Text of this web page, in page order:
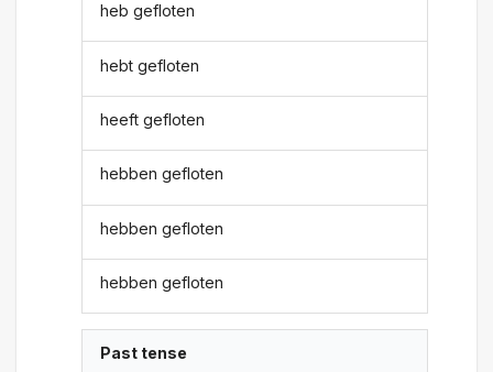
heb gefloten
hebt gefloten
heeft gefloten
hebben gefloten
hebben gefloten
hebben gefloten
Past tense